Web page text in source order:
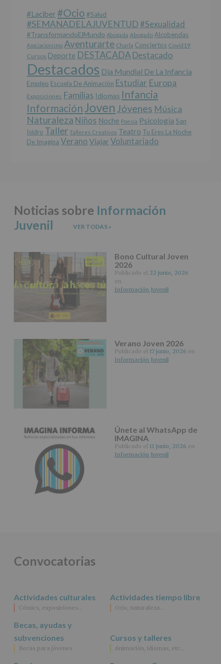
datos
a
terceros,
salvo
obligación
legal.
Derechos:
De
acceso,
rectificación,
supresión,
así
como
otros
derechos,
según
Información
adicional
Puede
apartado
Aquí
Protegemos
tus
Datos
nuestra
página
web:
*
Obligatorio
#laciber#Ocio #salud
#SEMANADELAJUVENTUD #sexualidad
#TransformandoElMundo Abogada Abogado Alcobendas
Asociacionismo Aventurarte Charla Conciertos Covid19
Cursos Deporte DESTACADADestacado
Destacados Dia Mundial De La Infancia
Empleo Escuela De Animación Estudiar Europa
Exposiciones Familias Idiomas Infancia
Información Joven Jóvenes Música
Naturaleza Niños Noche Poesía Psicologia San
Isidro Taller Talleres Creativos Teatro Tu Eres La Noche
De Imagina Verano Viajar Voluntariado
Noticias sobre Información
Juvenil
VER TODAS »
Bono Cultural Joven
2026
Publicado el 22 junio, 2026
en
Información Juvenil
Verano Joven 2026
Publicado el 17 junio, 2026 en
Información Juvenil
Únete al WhatsApp de
IMAGINA
Publicado el 11 junio, 2026 en
Información Juvenil
Convocatorias
Actividades culturales
Cómics, exposiciones…
Actividades tiempo libre
Ocio, naturaleza…
Becas, ayudas y
subvenciones
Becas para jóvenes
Cursos y talleres
Animación, idiomas, etc…